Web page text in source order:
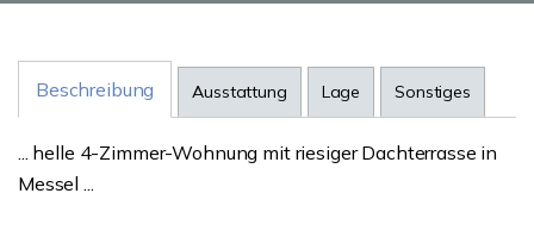
Beschreibung Ausstattung Lage Sonstiges
... helle 4-Zimmer-Wohnung mit riesiger Dachterrasse in
Messel ...